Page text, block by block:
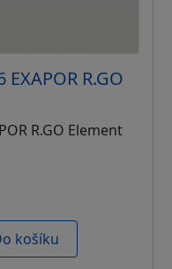
EXAPOR R.GO
R.GO Element
košíku